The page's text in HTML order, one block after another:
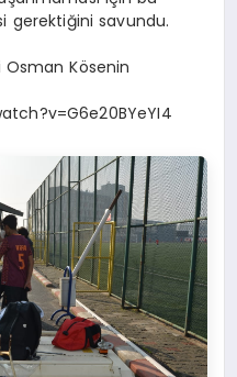
gerektiğini savundu.
Kösenin